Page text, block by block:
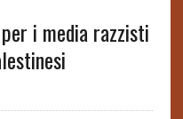
i media razzisti